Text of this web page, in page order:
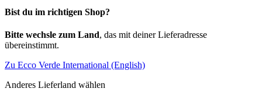
Bist du im richtigen Shop?
Bitte wechsle zum Land, das mit deiner Lieferadresse
übereinstimmt.
Zu Ecco Verde International (English)
Anderes Lieferland wählen